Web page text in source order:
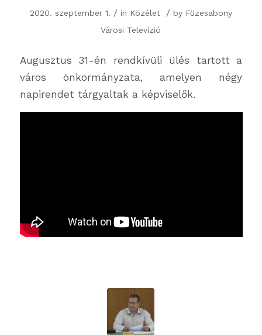
2020. szeptember 1. / in Közélet / by Füzesabony
Városi Televízió
Augusztus 31-én rendkívüli ülés tartott a
város önkormányzata, amelyen négy
napirendet tárgyaltak a képviselők.